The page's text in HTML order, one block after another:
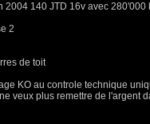
2004 140 JTD 16v avec
2
de toit
KO au controle technique
veux plus remettre de l'argent